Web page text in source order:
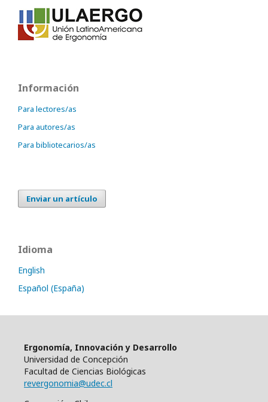
Información
Para lectores/as
Para autores/as
Para bibliotecarios/as
Enviar un artículo
Idioma
English
Español (España)
Ergonomía, Innovación y Desarrollo
Universidad de Concepción
Facultad de Ciencias Biológicas
revergonomia@udec.cl